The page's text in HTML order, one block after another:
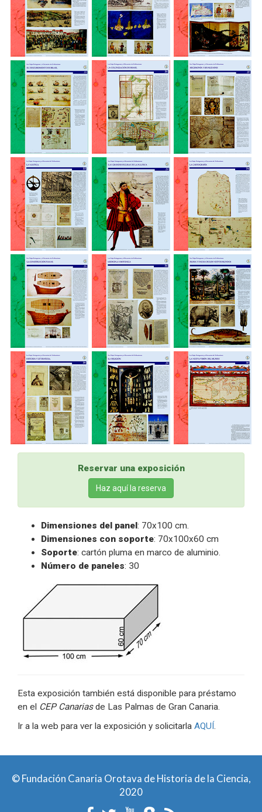
Reservar una exposición
Haz aquí la reserva
Dimensiones del panel: 70x100 cm.
Dimensiones con soporte: 70x100x60 cm
Soporte: cartón pluma en marco de aluminio.
Número de paneles: 30
Esta exposición también está disponible para préstamo
en el CEP Canariasde Las Palmas de Gran Canaria.
Ir a la web para ver la exposición y solicitarla AQUÍ
© Fundación Canaria Orotava de Historia de la Ciencia,
2020